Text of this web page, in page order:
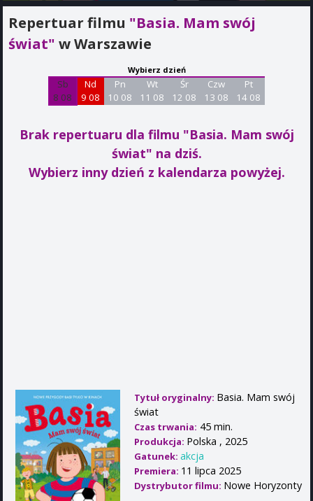
Repertuar filmu "Basia. Mam swój
świat" w Warszawie
Wybierz dzień
Sb
8 08
Nd
9 08
Pn
10 08
Wt
11 08
Śr
12 08
Czw
13 08
Pt
14 08
Brak repertuaru dla filmu "Basia. Mam swój
świat" na dziś.
Wybierz inny dzień z kalendarza powyżej.
Tytuł oryginalny: Basia. Mam swój
świat
Czas trwania: 45 min.
Produkcja: Polska , 2025
Gatunek: akcja
Premiera: 11 lipca 2025
Dystrybutor filmu: Nowe Horyzonty